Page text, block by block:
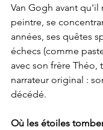
Van Gogh avant qu'il
peintre, se
années, ses quêtes
échecs (comme
avec son frère Théo,
narrateur original :
décédé.
Où les étoiles